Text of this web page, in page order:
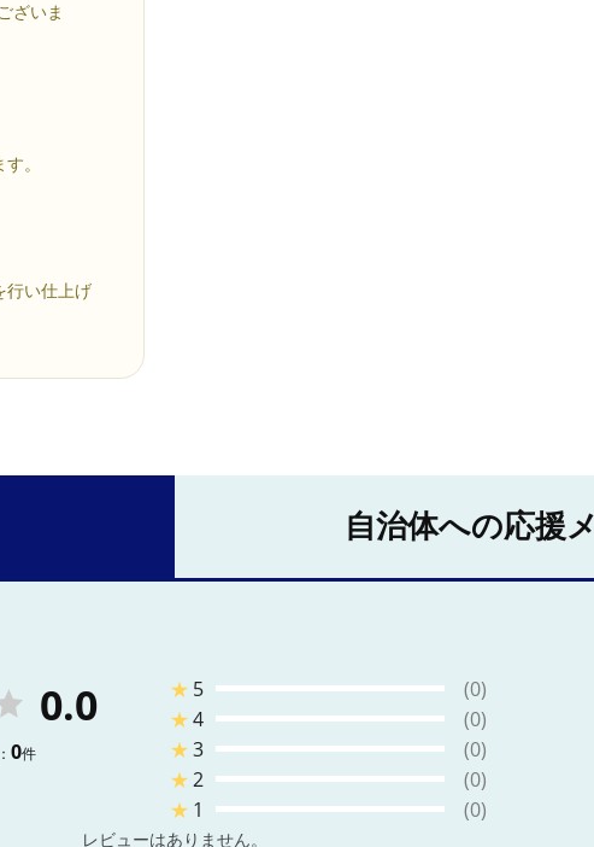
ざいま
。
行い仕上げ
自治体への応援
0.0
0件
★ 5
(0)
★4
(0)
★3
(0)
★2
(0)
★ 1 (0)
レビューはありません。